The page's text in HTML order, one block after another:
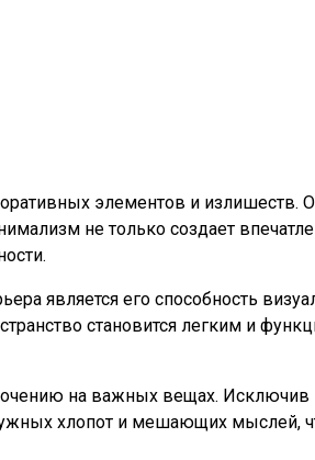
элементов и излишеств.
не только создает
является его способность
становится легким и
на важных вещах.
хлопот и мешающих мыслей,